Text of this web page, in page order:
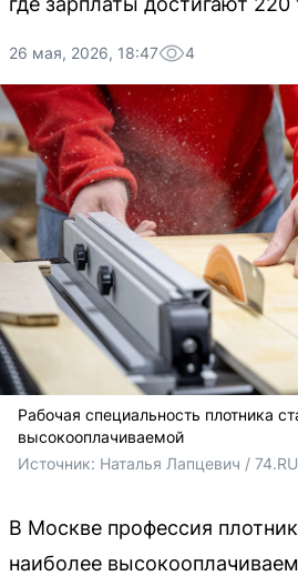
26 мая, 2026, 18:47 4
Рабочая специальность плотника
высокооплачиваемой
Источник: Наталья Лапцевич / 74.RU
В Москве профессия
наиболее